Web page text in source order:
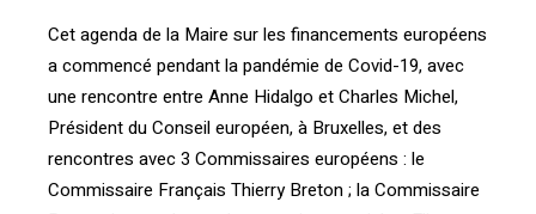
Cet agenda de la Maire sur les financements européens
a commencé pendant la pandémie de Covid-19, avec
une rencontre entre Anne Hidalgo et Charles Michel,
Président du Conseil européen, à Bruxelles, et des
rencontres avec 3 Commissaires européens : le
Commissaire Français Thierry Breton ; la Commissaire